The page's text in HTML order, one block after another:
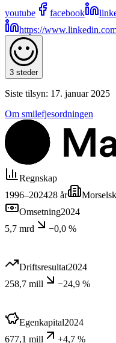
youtube facebook
https://
3 steder
Siste tilsyn: 17. januar 2025
Om smilefjesordningen
Regnskap
1996–202428 år
Omsetning2024
5,7 mrd
−0,0 %
Driftsresultat2024
258,7 mill
−24,9 %
Egenkapital2024
677,1 mill
+4,7 %